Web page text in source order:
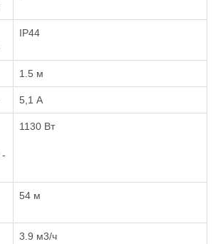
IP44
1.5 м
5,1 А
-
1130 Вт
54 м
3.9 м3/ч